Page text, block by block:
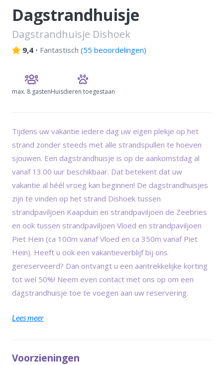
Dagstrandhuisje
Dagstrandhuisje Dishoek
9,4 • Fantastisch (55 beoordelingen)
max. 8 gastenHuisdieren toegestaan
Tijdens uw vakantie iedere dag uw eigen plekje op het
strand zonder steeds met alle strandspullen te hoeven
sjouwen. Een dagstrandhuisje is op de aankomstdag al
vanaf 13.00 uur beschikbaar. Dat betekent dat uw
vakantie al héél vroeg kan beginnen! De dagstrandhuisjes
zijn te vinden op het strand Dishoek tussen
strandpaviljoen Kaapduin en strandpaviljoen de Zeebries
en ook tussen strandpaviljoen Vloed en strandpaviljoen
Piet Hein (ca 100m vanaf Vloed en ca 350m vanaf Piet
Hein). Heeft u ook een vakantieverblijf bij ons
gereserveerd? Dan ontvangt u een aantrekkelijke korting
tot wel 50%! Neem even contact met ons op om een
dagstrandhuisje toe te voegen aan uw reservering.
Lees meer
Voorzieningen